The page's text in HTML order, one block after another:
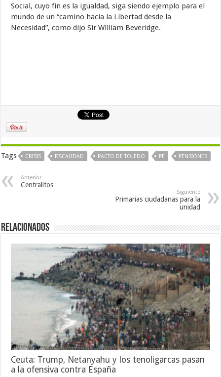
Social, cuyo fin es la igualdad, siga siendo ejemplo para el
mundo de un “camino hacia la Libertad desde la
Necesidad”, como dijo Sir William Beveridge.
Tags CRISIS FISCALIDAD PACTO DE TOLEDO PE PENSIONES
Anterior
Centralitos
Siguiente
Primarias ciudadanas para la
unidad
Relacionados
Ceuta: Trump, Netanyahu y los tenoligarcas pasan
a la ofensiva contra España